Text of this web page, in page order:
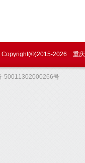
Copyright(©)2015-2026 重庆
50011302000266号